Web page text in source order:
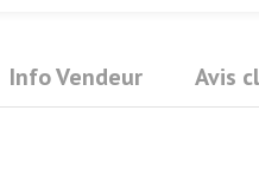
Info Vendeur Avis